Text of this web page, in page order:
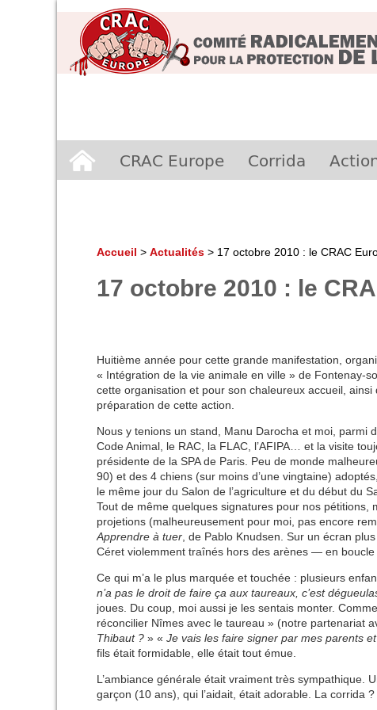
Aller
au
CRAC Europe Corrida
Accueil > Actualités > 17 octobre 2010 : le CRAC
17 octobre 2010 : le
Huitième année pour cette grande manifestation,
« Intégration de la vie animale en ville » de Fontenay-
cette organisation et pour son chaleureux accueil,
préparation de cette action.
Nous y tenions un stand, Manu Darocha et moi, parmi
Code Animal, le RAC, la FLAC, l’AFIPA… et la visite
présidente de la SPA de Paris. Peu de monde
90) et des 4 chiens (sur moins d’une vingtaine)
le même jour du Salon de l’agriculture et du début du
Tout de même quelques signatures pour nos pétitions,
projetions (malheureusement pour moi, pas encore
Apprendre à tuer , de Pablo Knudsen. Sur un écran
Céret violemment traînés hors des arènes — en
Ce qui m’a le plus marquée et touchée : plusieurs
n’a pas le droit de faire ça aux taureaux, c’est
joues. Du coup, moi aussi je les sentais monter.
réconcilier Nîmes avec le taureau » (notre partenariat
Thibaut ? » « Je vais les faire signer par mes parents
fils était formidable, elle était tout émue.
L’ambiance générale était vraiment très sympathique.
garçon (10 ans), qui l’aidait, était adorable. La corrida ?